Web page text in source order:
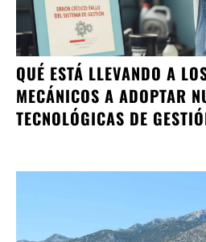
QUÉ ESTÁ LLEVANDO A
MECÁNICOS A ADOPTAR
TECNOLÓGICAS DE